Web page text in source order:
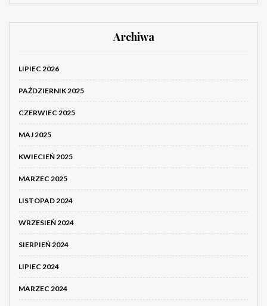
Archiwa
LIPIEC 2026
PAŹDZIERNIK 2025
CZERWIEC 2025
MAJ 2025
KWIECIEŃ 2025
MARZEC 2025
LISTOPAD 2024
WRZESIEŃ 2024
SIERPIEŃ 2024
LIPIEC 2024
MARZEC 2024